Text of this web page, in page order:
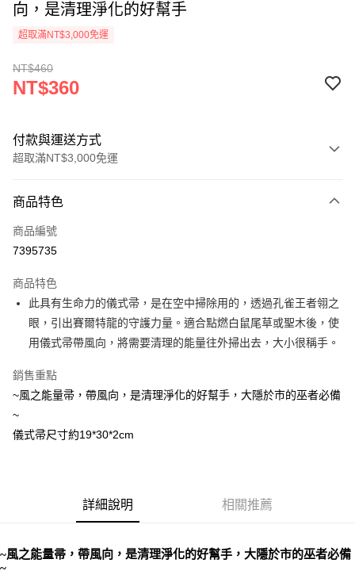
向，是清理淨化的好幫手
超取滿NT$3,000免運
NT$460
NT$360
付款與運送方式
超取滿NT$3,000免運
信用卡一次付款
超商取貨付款
Apple Pay
街口支付
ATM付款
每筆NT$80，滿NT$3,000(含以上)免運費
賣家宅配幫您送（台灣）
商品特色
商品編號
7395735
商品特色
此具有生命力的儀式帚，是在空中掃除用的，透過孔雀王者翎之
眼，引出賽爾特龍的守護力量。適合點燃白鼠尾草或聖木後，使
用儀式帚帶風向，將需要清理的能量往外掃出去，大小很稱手。
銷售重點
~風之能量帚，帶風向，是清理淨化的好幫手，大隱於市的巫者必備
~
儀式帚尺寸約19*30*2cm
詳細說明 相關推薦
~風之能量帚，帶風向，是清理淨化的好幫手，大隱於市的巫者必備
~